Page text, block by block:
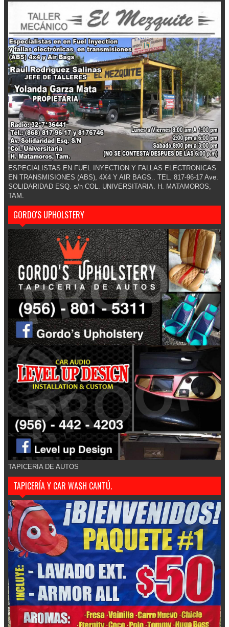
ESPECIALISTAS EN FUEL INYECTION Y FALLAS ELECTRONICAS
EN TRANSMISIONES (ABS), 4X4 Y AIR BAGS.. TEL. 817-96-17 Ave.
SOLIDARIDAD ESQ. s/n COL. UNIVERSITARIA. H. MATAMOROS,
TAM.
GORDO'S UPHOLSTERY
TAPICERIA DE AUTOS
TAPICERÍA Y CAR WASH CANTÚ.